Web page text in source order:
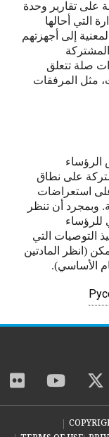
على تقارير وحدة
التي أحالها
إلى أجهزتهم
صلة تتعلق
مثل المرفقات
الرؤساء
على نطاق
استعراضات
وبمجرد أن تنظر
للرؤساء
التوصيات التي
(انظر المادتين
الأساسي).
twitter
youtube